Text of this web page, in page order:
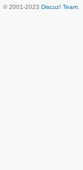
© 2001-2023 Discuz! Team